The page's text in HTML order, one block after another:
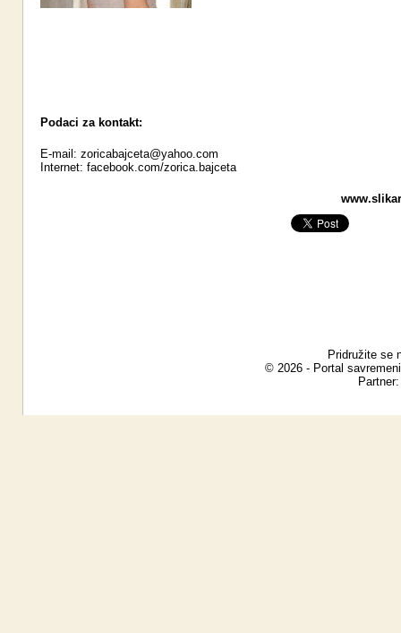
Podaci za kontakt:
E-mail: zoricabajceta@yahoo.com
Internet: facebook.com/zorica.bajceta
Pridružite se
© 2026 - Portal